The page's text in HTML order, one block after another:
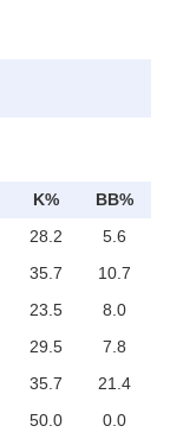
K%
BB%
28.2
5.6
35.7
10.7
23.5
8.0
29.5
7.8
35.7
21.4
50.0
0.0